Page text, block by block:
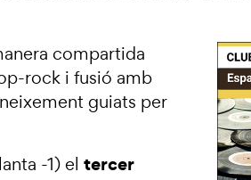
compartida
rock i fusió amb
guiats per
-1) el tercer